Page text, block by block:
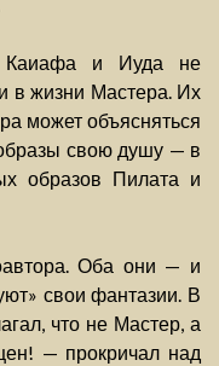
Каиафа и Иуда не
в жизни Мастера. Их
может объясняться
свою душу — в
образов Пилата и
Оба они — и
свои фантазии. В
что не Мастер, а
— прокричал над